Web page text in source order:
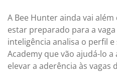
A Bee Hunter ainda vai
estar preparado para a
inteligência analisa o perfil
Academy que vão ajudá-lo
elevar a aderência às vagas